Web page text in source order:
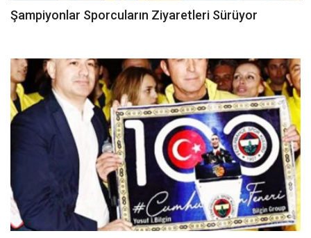
Şampiyonlar Sporcuların Ziyaretleri Sürüyor